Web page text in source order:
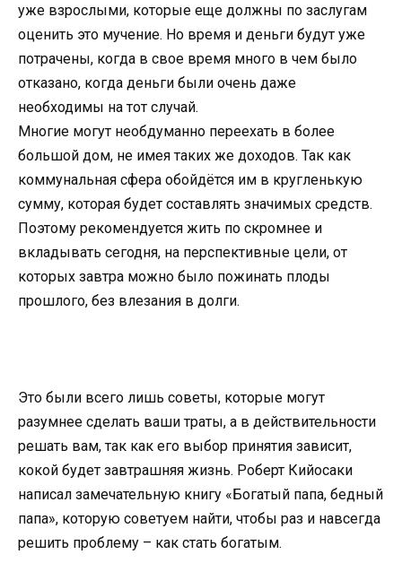
уже взрослыми, которые еще должны по заслугам
оценить это мучение. Но время и деньги будут уже
потрачены, когда в свое время много в чем было
отказано, когда деньги были очень даже
необходимы на тот случай.
Многие могут необдуманно переехать в более
большой дом, не имея таких же доходов. Так как
коммунальная сфера обойдётся им в кругленькую
сумму, которая будет составлять значимых средств.
Поэтому рекомендуется жить по скромнее и
вкладывать сегодня, на перспективные цели, от
которых завтра можно было пожинать плоды
прошлого, без влезания в долги.
Это были всего лишь советы, которые могут
разумнее сделать ваши траты, а в действительности
решать вам, так как его выбор принятия зависит,
кокой будет завтрашняя жизнь. Роберт Кийосаки
написал замечательную книгу «Богатый папа, бедный
папа», которую советуем найти, чтобы раз и навсегда
решить проблему – как стать богатым.